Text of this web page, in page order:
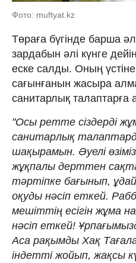
Фото: muftyat.kz
Төраға бүгінде барша
зардабын әлі күнге
еске салды. Оның
сағынғанын жасыра
санитарлық талаптарға
"Осы ретте сіздерді
санитарлық
шақырамын. Әуелі
жұқпалы дерттен
тәртіпке бағынып,
оқуды нәсіп еткей.
мешіттің есігін жұма
нәсіп еткей!
Аса рақымды Хақ
індетті жойып, жақсы